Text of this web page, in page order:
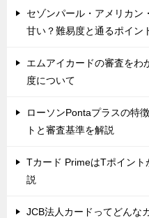
セゾンパール・アメリカン
甘い？難易度と通るポイン
エムアイカードの審査をわ
度について
ローソンPontaプラスの特
トと審査基準を解説
Tカード PrimeはTポイン
説
JCB法人カードってどんな